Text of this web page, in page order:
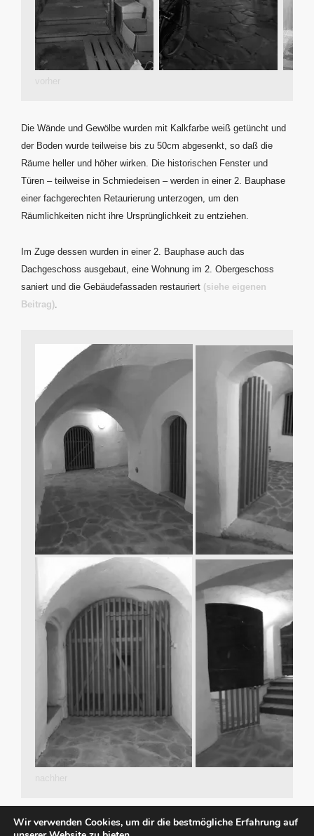
Die Wände und Gewölbe wurden mit Kalkfarbe weiß getüncht und
der Boden wurde teilweise bis zu 50cm abgesenkt, so daß die
Räume heller und höher wirken. Die historischen Fenster und
Türen – teilweise in Schmiedeisen – werden in einer 2. Bauphase
einer fachgerechten Retaurierung unterzogen, um den
Räumlichkeiten nicht ihre Ursprünglichkeit zu entziehen.
Im Zuge dessen wurden in einer 2. Bauphase auch das
Dachgeschoss ausgebaut, eine Wohnung im 2. Obergeschoss
saniert und die Gebäudefassaden restauriert (siehe eigenen
Beitrag)
Wir verwenden Cookies, um dir die bestmögliche Erfahrung auf